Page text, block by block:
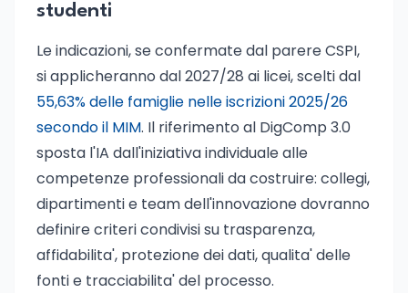
studenti
Le indicazioni, se confermate dal parere CSPI,
si applicheranno dal 2027/28 ai licei, scelti dal
55,63% delle famiglie nelle iscrizioni 2025/26
secondo il MIM. Il riferimento al DigComp 3.0
sposta l'IA dall'iniziativa individuale alle
competenze professionali da costruire: collegi,
dipartimenti e team dell'innovazione dovranno
definire criteri condivisi su trasparenza,
affidabilita', protezione dei dati, qualita' delle
fonti e tracciabilita' del processo.